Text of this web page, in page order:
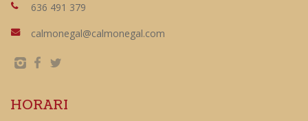
636 491 379
calmonegal@calmonegal.com
HORARI